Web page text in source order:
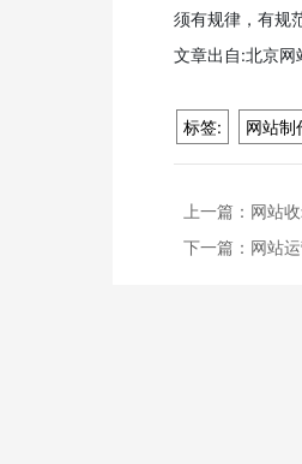
须有规律，有规
文章出自:北京
标签: 网站制
上一篇： 网站
下一篇： 网站